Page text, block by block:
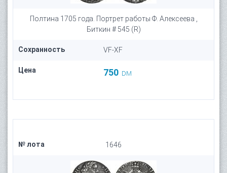
Полтина 1705 года. Портрет работы Ф. Алексеева ,
Биткин # 545 (R)
Сохранность VF-XF
Цена 750 DM
№ лота 1646